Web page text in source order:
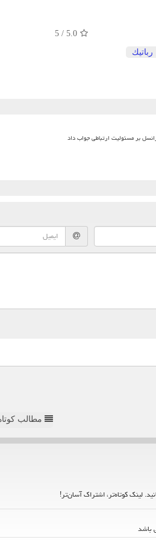
5.0
/
5
رباتیك
بر مسئولیت ارتباطی جواب داد
مطالب
لینک کوتاه‌تر، اشتراک آسان‌تر!